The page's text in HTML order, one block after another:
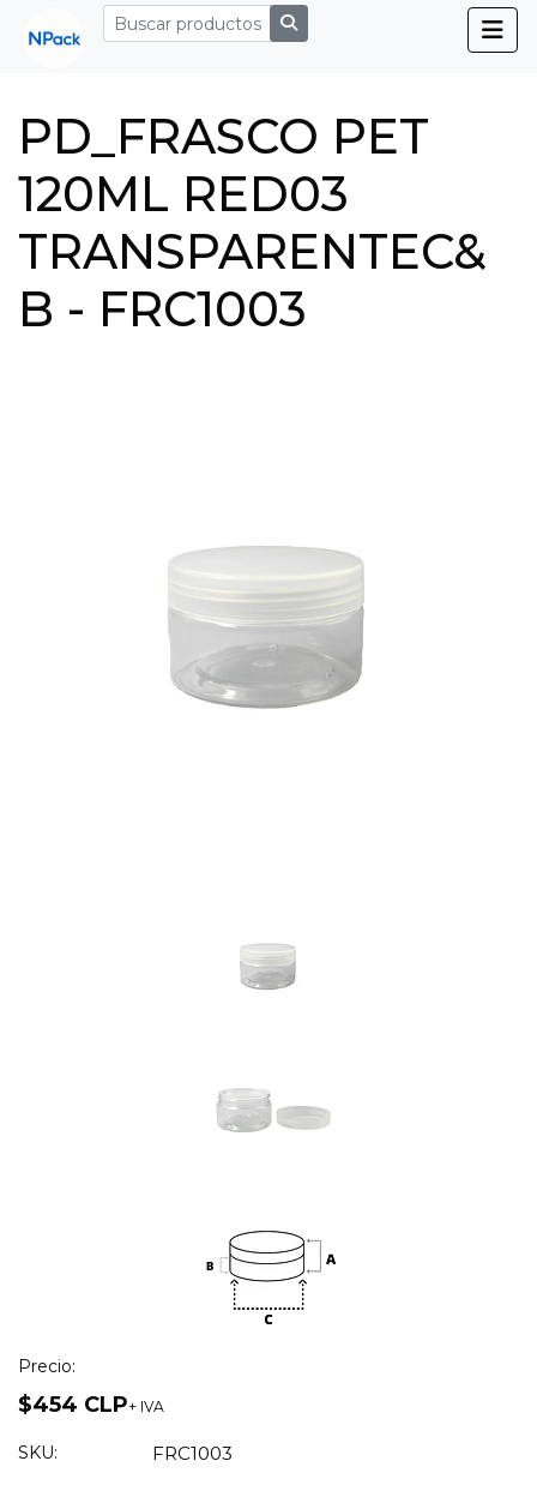
PD_FRASCO PET
120ML RED03
TRANSPARENTEC&
B - FRC1003
Precio:
$454 CLP+ IVA
SKU: FRC1003